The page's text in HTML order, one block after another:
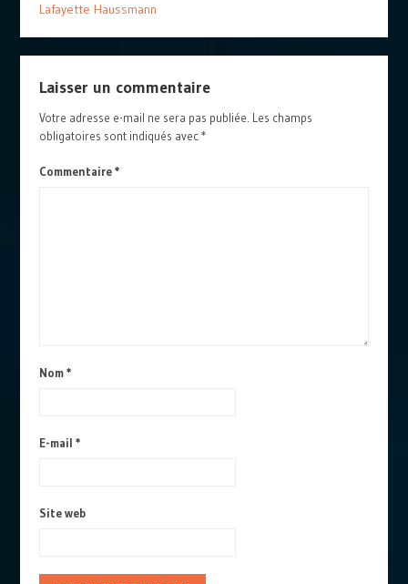
Lafayette Haussmann
Laisser un commentaire
Votre adresse e-mail ne sera pas publiée. Les champs
obligatoires sont indiqués avec*
Commentaire*
Nom*
E-mail *
Site web